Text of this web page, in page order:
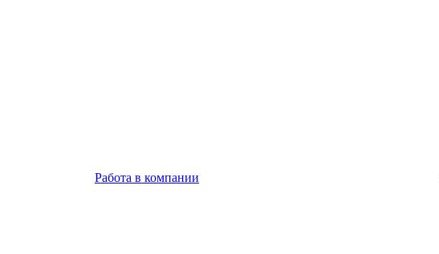
Работа в компании